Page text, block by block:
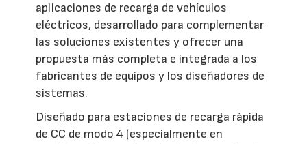
aplicaciones de recarga de vehículos
eléctricos, desarrollado para complementar
las soluciones existentes y ofrecer una
propuesta más completa e integrada a los
fabricantes de equipos y los diseñadores de
sistemas.
Diseñado para estaciones de recarga rápida
de CC de modo 4 (especialmente en